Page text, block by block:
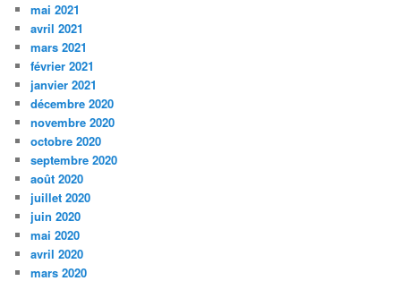
mai 2021
avril 2021
mars 2021
février 2021
janvier 2021
décembre 2020
novembre 2020
octobre 2020
septembre 2020
août 2020
juillet 2020
juin 2020
mai 2020
avril 2020
mars 2020